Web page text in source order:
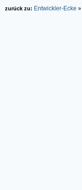
zurück zu: Entwickler-Ecke »